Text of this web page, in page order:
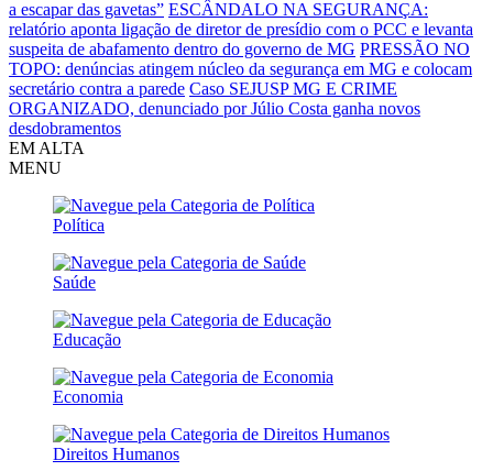
a escapar das gavetas” ESCÂNDALO NA SEGURANÇA:
relatório aponta ligação de diretor de presídio com o PCC e levanta
suspeita de abafamento dentro do governo de MG PRESSÃO NO
TOPO: denúncias atingem núcleo da segurança em MG e colocam
secretário contra a parede Caso SEJUSP MG E CRIME
ORGANIZADO, denunciado por Júlio Costa ganha novos
desdobramentos
EM ALTA
MENU
Política
Saúde
Educação
Economia
Direitos Humanos